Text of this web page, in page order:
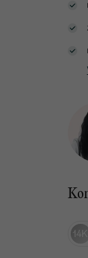
14K